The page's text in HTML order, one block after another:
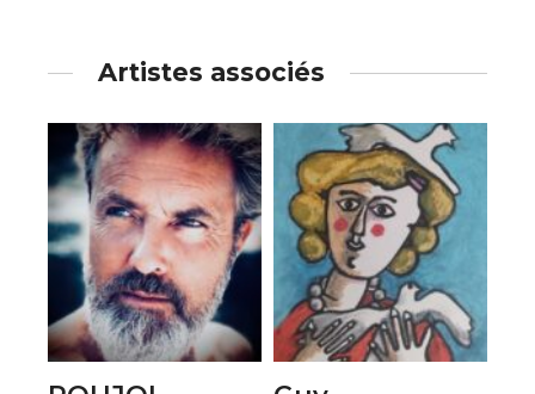
Artistes associés